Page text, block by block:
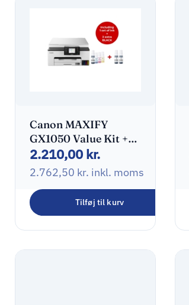
Canon MAXIFY
GX1050 Value Kit +
Extra Ink
Multifunktion
Blækprinter
2.210,00 kr.
2.762,50 kr. inkl. moms
Tilføj til kurv